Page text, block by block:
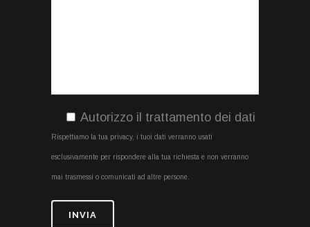
Autorizzo il trattamento dei dati
Rispettiamo la tua privacy, i tuoi dati verranno usati
esclusivamente per rispondere alla tua richiesta e non verranno
mai trasmessi o comunicati ad altre persone.